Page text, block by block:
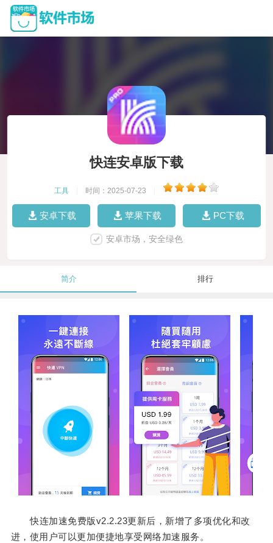
快连安卓版下载
工具 时间：2025-07-23
安卓下载 苹果下载 PC下载
安卓市场，安全绿色
简介 排行
快连加速免费版v2.2.23更新后，新增了多项优化和改
进，使用户可以更加便捷地享受网络加速服务。